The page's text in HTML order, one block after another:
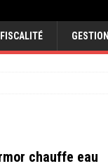
FISCALITÉ GESTION
chauffe eau